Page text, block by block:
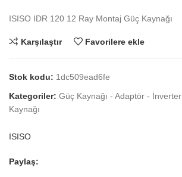
ISISO IDR 120 12 Ray Montaj Güç Kaynağı
Karşılaştır Favorilere ekle
Stok kodu: 1dc509ead6fe
Kategoriler: Güç Kaynağı - Adaptör - İnverter
Kaynağı
ISISO
Paylaş: